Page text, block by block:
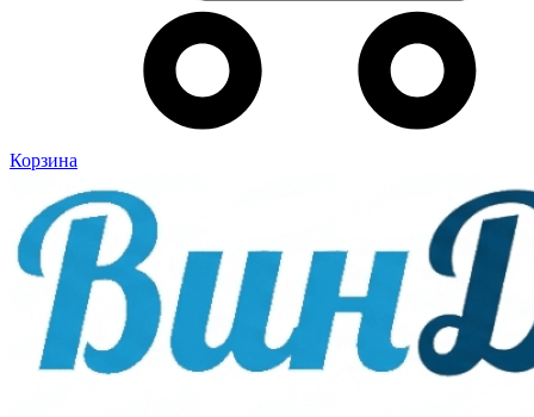
Корзина